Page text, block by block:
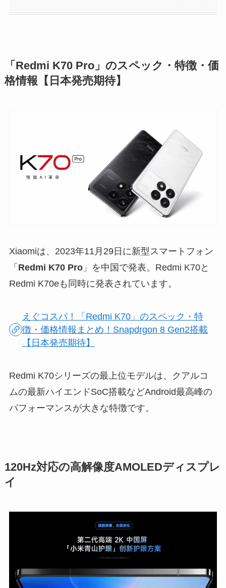
「Redmi K70 Pro」のスペック・特徴・価
格情報【日本発売期待】
Xiaomiは、2023年11月29日に新型スマートフォン
「 Redmi K70 Pro」を中国で発表。Redmi K70と
Redmi K70eも同時に発表されています。
えぐコスパ！「Redmi K70」のスペック・特
徴・価格情報まとめ！Snapdrgon 8 Gen2搭載
【日本発売期待】
Redmi K70シリーズの最上位モデルは、クアルコ
ムの最新ハイエンドSoC搭載などAndroid最高峰の
パフォーマンスが大きな特徴です。
120Hz対応の高解像度AMOLEDディスプレ
イ